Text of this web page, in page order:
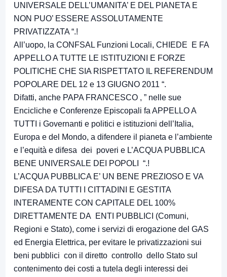
UNIVERSALE DELL’UMANITA’ E DEL PIANETA E
NON PUO’ ESSERE ASSOLUTAMENTE
PRIVATIZZATA “.!
All’uopo, la CONFSAL Funzioni Locali, CHIEDE E FA
APPELLO A TUTTE LE ISTITUZIONI E FORZE
POLITICHE CHE SIA RISPETTATO IL REFERENDUM
POPOLARE DEL 12 e 13 GIUGNO 2011 “.
Difatti, anche PAPA FRANCESCO , ” nelle sue
Encicliche e Conferenze Episcopali fa APPELLO A
TUTTI i Governanti e politici e istituzioni dell’Italia,
Europa e del Mondo, a difendere il pianeta e l’ambiente
e l’equità e difesa dei poveri e L’ACQUA PUBBLICA
BENE UNIVERSALE DEI POPOLI “.!
L’ACQUA PUBBLICA E’ UN BENE PREZIOSO E VA
DIFESA DA TUTTI I CITTADINI E GESTITA
INTERAMENTE CON CAPITALE DEL 100%
DIRETTAMENTE DA ENTI PUBBLICI (Comuni,
Regioni e Stato), come i servizi di erogazione del GAS
ed Energia Elettrica, per evitare le privatizzazioni sui
beni pubblici con il diretto controllo dello Stato sul
contenimento dei costi a tutela degli interessi dei